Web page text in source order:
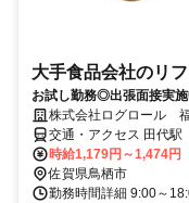
大手食品会社のリ
お試し勤務◎出張面接実施
株式会社ログロール
交通・アクセス 田代駅
時給1,179円～1,474円
佐賀県鳥栖市
勤務時間詳細 9:00～